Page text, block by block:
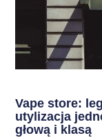
Vape store:
utylizacja
głową i klasą